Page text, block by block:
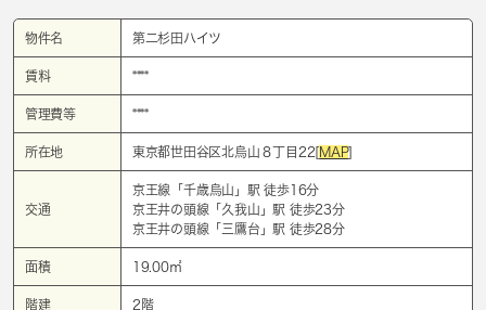
物件名 第二杉田ハイツ
賃料 ****
管理費等 ****
所在地 東京都世田谷区北烏山８丁目22[MAP]
交通
京王線「 千歳烏山 」駅 徒歩16分
京王井の頭線「 久我山 」駅 徒歩23分
京王井の頭線「 三鷹台 」駅 徒歩28分
面積 19.00㎡
階建 2階